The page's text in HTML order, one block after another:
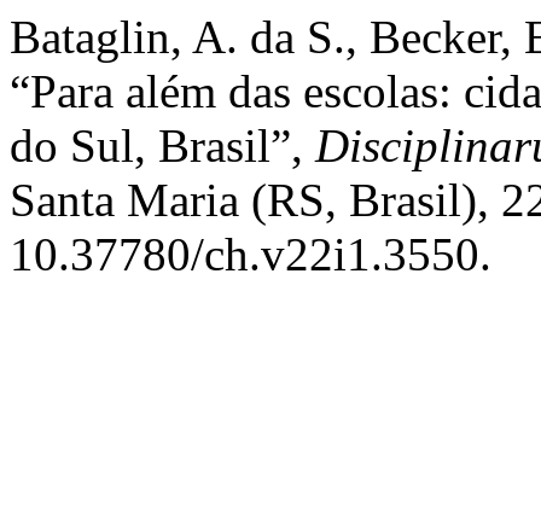
Bataglin, A. da S., Becker,
“Para além das escolas:
do Sul, Brasil”,
Santa Maria (RS, Brasil),
10.37780/ch.v22i1.3550.